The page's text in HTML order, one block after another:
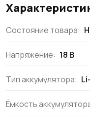
Состояние товара:
Напряжение: 18 В
Тип аккумулятора:
Ёмкость